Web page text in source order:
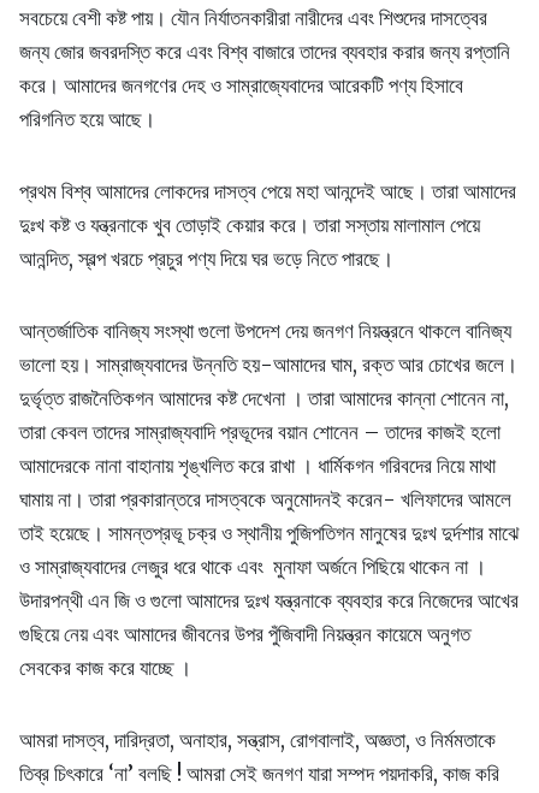
সবচেয়ে বেশী কষ্ট পায়। যৌন নির্যাতনকারীরা নারীদের এবং শিশুদের দাসত্বের
জন্য জোর জবরদস্তি করে এবং বিশ্ব বাজারে তাদের ব্যবহার করার জন্য রপ্তানি
করে। আমাদের জনগণের দেহ ও সাম্রাজ্যেবাদের আরেকটি পণ্য হিসাবে
পরিগনিত হয়ে আছে।
প্রথম বিশ্ব আমাদের লোকদের দাসত্ব পেয়ে মহা আনন্দেই আছে। তারা আমাদের
দুঃখ কষ্ট ও যন্ত্রনাকে খুব তোড়াই কেয়ার করে। তারা সস্তায় মালামাল পেয়ে
আনন্দিত, স্বল্প খরচে প্রচুর পণ্য দিয়ে ঘর ভড়ে নিতে পারছে।
আন্তর্জাতিক বানিজ্য সংস্থা গুলো উপদেশ দেয় জনগণ নিয়ন্ত্রনে থাকলে বানিজ্য
ভালো হয়। সাম্রাজ্যবাদের উন্নতি হয়-আমাদের ঘাম, রক্ত আর চোখের জলে।
দুর্ভৃত্ত রাজনৈতিকগন আমাদের কষ্ট দেখেনা । তারা আমাদের কান্না শোনেন না,
তারা কেবল তাদের সাম্রাজ্যবাদি প্রভূদের বয়ান শোনেন – তাদের কাজই হলো
আমাদেরকে নানা বাহানায় শৃঙ্খলিত করে রাখা । ধার্মিকগন গরিবদের নিয়ে মাথা
ঘামায় না। তারা প্রকারান্তরে দাসত্বকে অনুমোদনই করেন- খলিফাদের আমলে
তাই হয়েছে। সামন্তপ্রভূ চক্র ও স্থানীয় পুজিপতিগন মানুষের দুঃখ দুর্দশার মাঝে
ও সাম্রাজ্যবাদের লেজুর ধরে থাকে এবং মুনাফা অর্জনে পিছিয়ে থাকেন না ।
উদারপন্থী এন জি ও গুলো আমাদের দুঃখ যন্ত্রনাকে ব্যবহার করে নিজেদের আখের
গুছিয়ে নেয় এবং আমাদের জীবনের উপর পুঁজিবাদী নিয়ন্ত্রন কায়েমে অনুগত
সেবকের কাজ করে যাচ্ছে ।
আমরা দাসত্ব, দারিদ্রতা, অনাহার, সন্ত্রাস, রোগবালাই, অজ্ঞতা, ও নির্মমতাকে
তিব্র চিৎকারে ‘না’ বলছি ! আমরা সেই জনগণ যারা সম্পদ পয়দাকরি, কাজ করি